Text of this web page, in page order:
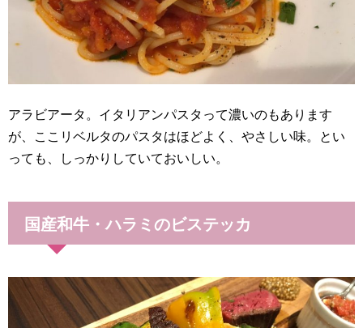
アラビアータ。イタリアンパスタって濃いのもあります
が、ここリベルタのパスタはほどよく、やさしい味。とい
っても、しっかりしていておいしい。
国産和牛・ハラミのビステッカ